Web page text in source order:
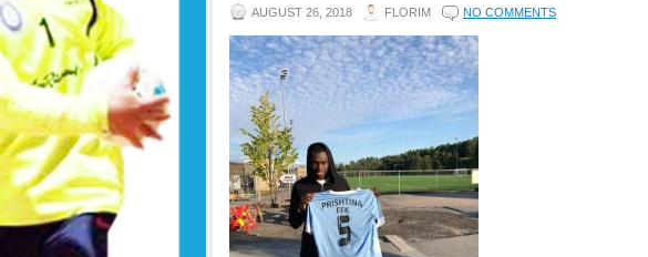
AUGUST 26, 2018 FLORIM NO COMMENTS